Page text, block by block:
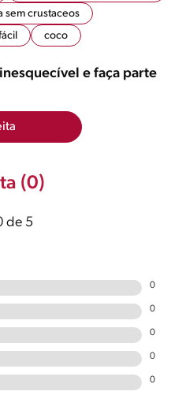
sem crustaceos
coco
e faça parte
(0)
de 5
0
0
0
0
0